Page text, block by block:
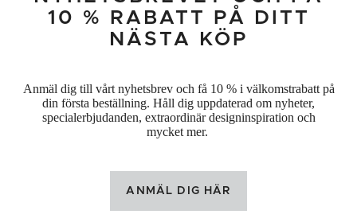
10 % RABATT PÅ DITT
NÄSTA KÖP
Anmäl dig till vårt nyhetsbrev och få 10 % i välkomstrabatt på
din första beställning. Håll dig uppdaterad om nyheter,
specialerbjudanden, extraordinär designinspiration och
mycket mer.
ANMÄL DIG HÄR